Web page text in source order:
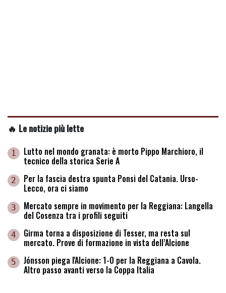
🔥 Le notizie più lette
1 Lutto nel mondo granata: è morto Pippo Marchioro, il
tecnico della storica Serie A
2 Per la fascia destra spunta Ponsi del Catania. Urso-
Lecco, ora ci siamo
3 Mercato sempre in movimento per la Reggiana: Langella
del Cosenza tra i profili seguiti
4 Girma torna a disposizione di Tesser, ma resta sul
mercato. Prove di formazione in vista dell’Alcione
5 Jónsson piega l'Alcione: 1-0 per la Reggiana a Cavola.
Altro passo avanti verso la Coppa Italia